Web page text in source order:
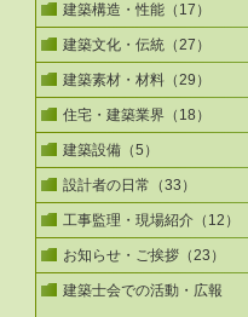
建築構造・性能（17）
建築文化・伝統（27）
建築素材・材料（29）
住宅・建築業界（18）
建築設備（5）
設計者の日常（33）
工事監理・現場紹介（12）
お知らせ・ご挨拶（23）
建築士会での活動・広報